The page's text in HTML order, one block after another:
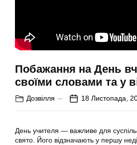
Побажання на День
своїми словами та у
Дозвілля 18 Листопада,
День учителя — важливе для
свято. Його відзначають у першу